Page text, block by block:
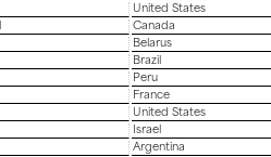
United States
Canada
Belarus
Brazil
Peru
France
United States
Israel
Argentina